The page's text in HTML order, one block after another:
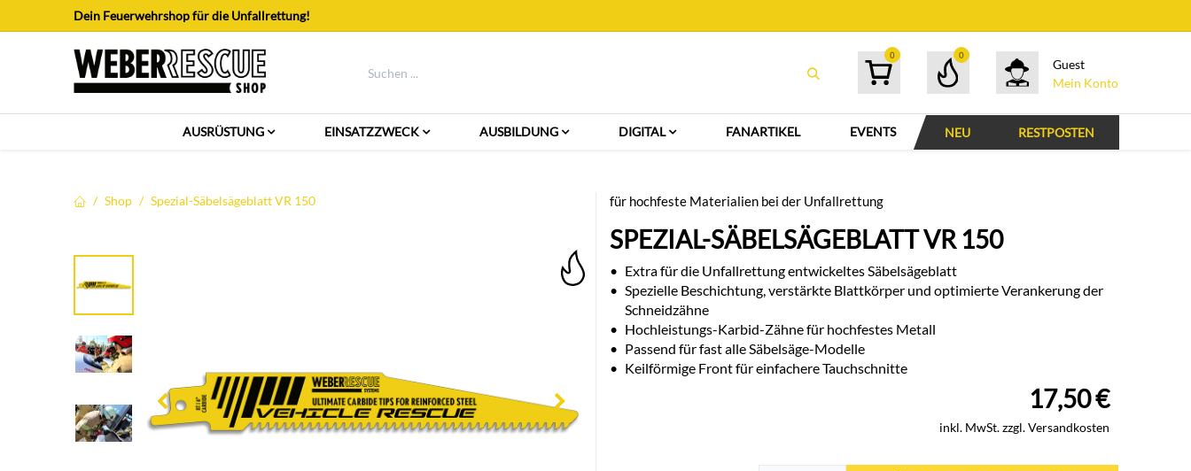
Zum Inhalt springenDein Feuerwehrshop für die Unfallrettung!
0 0
Guest
Mein Konto
AUSRÜSTUNG EINSATZZWECK AUSBILDUNG DIGITAL FANARTIKEL EVENTS NEU RESTPOSTEN
Shop Spezial-Säbelsägeblatt VR 150 für hochfeste Materialien bei der Unfallrettung
SPEZIAL-SÄBELSÄGEBLATT VR 150
• Extra für die Unfallrettung entwickeltes Säbelsägeblatt
• Spezielle Beschichtung, verstärkte Blattkörper und optimierte Verankerung der
Schneidzähne
• Hochleistungs-Karbid-Zähne für hochfestes Metall
• Passend für fast alle Säbelsäge-Modelle
• Keilförmige Front für einfachere Tauchschnitte
17,50€
inkl. MwSt. zzgl. Versandkosten